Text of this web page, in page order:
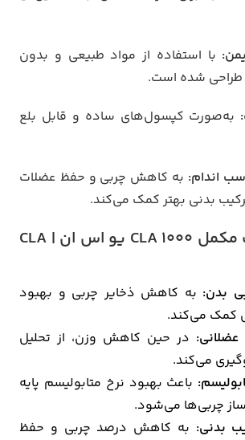
با استفاده از مواد طبیعی و بدون
طراحی شده است.
به‌صورت کپسول‌های ساده و قابل بلع
به کاهش چربی و حفظ عضلات
بدنی بهتر کمک می‌کند.
مزایای مصرف مکمل CLA 1000 یو اس ان | CLA
بدن: به کاهش ذخایر چربی و بهبود
کمک می‌کند.
در حین کاهش وزن، از تحلیل
می‌کند.
باعث بهبود نرخ متابولیسم پایه
چربی‌ها می‌شود.
بدنی: به کاهش درصد چربی و حفظ